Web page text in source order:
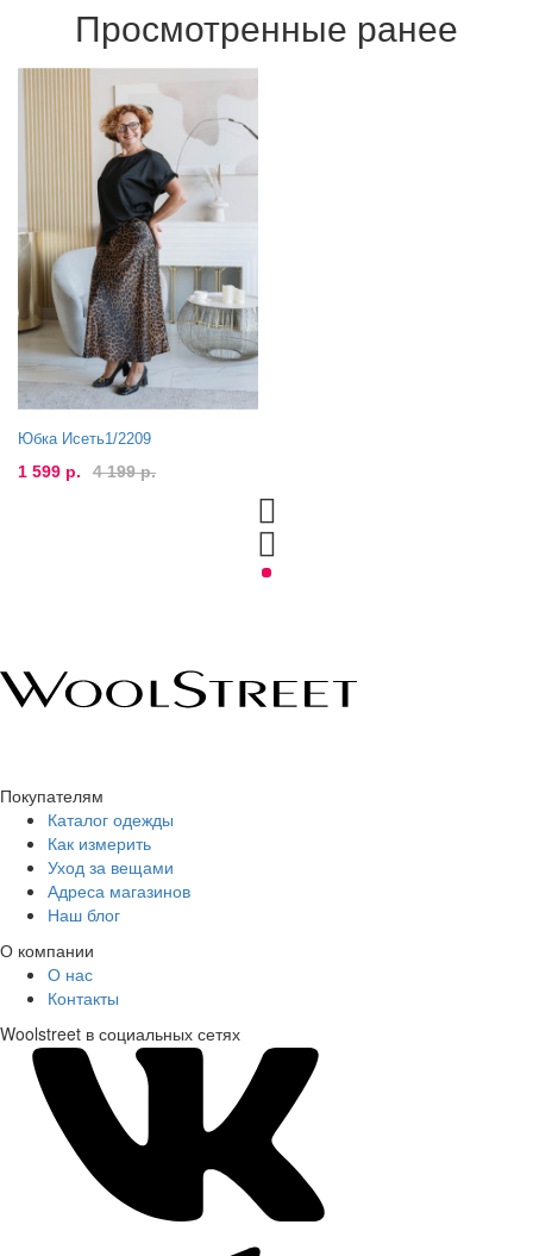
Просмотренные ранее
Юбка Исеть1/2209
1 599 р. 4 199 р.
Покупателям
Каталог одежды
Как измерить
Уход за вещами
Адреса магазинов
Наш блог
О компании
О нас
Контакты
Woolstreet в социальных сетях